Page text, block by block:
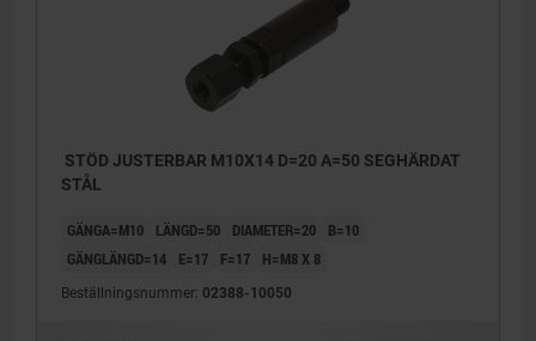
STÖD JUSTERBAR M10X14 D=20 A=50 SEGHÄRDAT
STÅL
GÄNGA=M10 LÄNGD=50 DIAMETER=20
B=10
GÄNGLÄNGD=14
E=17 F=17 H=M8 X 8
Beställningsnummer: 02388-10050